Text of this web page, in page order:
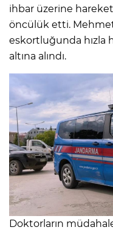
ihbar üzerine
öncülük etti. Mehmet
eskortluğunda hızla
altına alındı.
Doktorların